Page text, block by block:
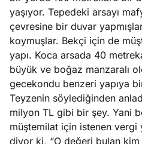
yaşıyor. Tepedeki arsayı
çevresine bir duvar
koymuşlar. Bekçi için de
yapı. Koca arsada 40
büyük ve boğaz manzaralı
gecekondu benzeri yapıya
Teyzenin söylediğinden
milyon TL gibi bir şey. Yani
müştemilat için istenen vergi
diyor ki, “O değeri bulan kim